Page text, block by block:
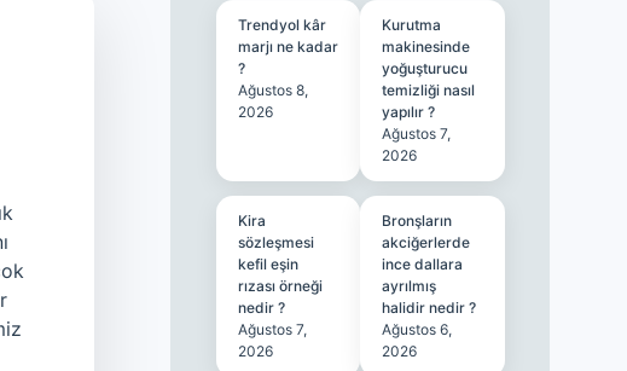
Trendyol kâr
marjı ne kadar
?
Ağustos 8,
2026
Kurutma
makinesinde
yoğuşturucu
temizliği nasıl
yapılır ?
Ağustos 7,
2026
Kira
sözleşmesi
kefil eşin
rızası örneği
nedir ?
Ağustos 7,
2026
Bronşların
akciğerlerde
ince dallara
ayrılmış
halidir nedir ?
Ağustos 6,
2026